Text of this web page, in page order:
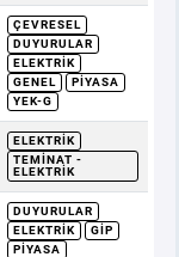
ÇEVRESEL
DUYURULAR
ELEKTRIK
GENEL
PIYASA
YEK-G
ELEKTRIK
TEMINAT -
ELEKTRIK
DUYURULAR
ELEKTRIK
GİP
PIYASA